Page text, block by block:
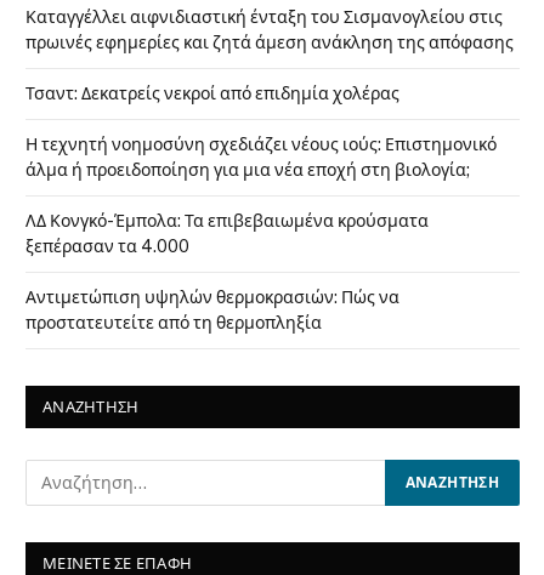
Καταγγέλλει αιφνιδιαστική ένταξη του Σισμανογλείου στις
πρωινές εφημερίες και ζητά άμεση ανάκληση της απόφασης
Τσαντ: Δεκατρείς νεκροί από επιδημία χολέρας
Η τεχνητή νοημοσύνη σχεδιάζει νέους ιούς: Επιστημονικό
άλμα ή προειδοποίηση για μια νέα εποχή στη βιολογία;
ΛΔ Κονγκό-Έμπολα: Τα επιβεβαιωμένα κρούσματα
ξεπέρασαν τα 4.000
Αντιμετώπιση υψηλών θερμοκρασιών: Πώς να
προστατευτείτε από τη θερμοπληξία
ΑΝΑΖΗΤΗΣΗ
ΜΕΙΝΕΤΕ ΣΕ ΕΠΑΦΗ